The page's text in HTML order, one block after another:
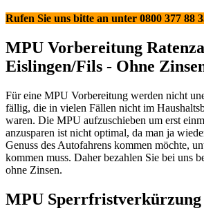
Rufen Sie uns bitte an unter 0800 377 88
MPU Vorbereitung
Eislingen/Fils - Ohne
Für eine MPU Vorbereitung werden nicht
fällig, die in vielen Fällen nicht im
waren. Die MPU aufzuschieben um erst
anzusparen ist nicht optimal, da man ja
Genuss des Autofahrens kommen möchte,
kommen muss. Daher bezahlen Sie bei uns
ohne Zinsen.
MPU